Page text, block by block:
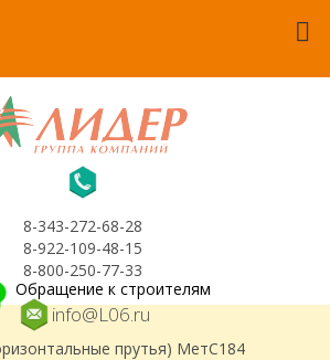
8-343-272-68-28
8-922-109-48-15
8-800-250-77-33
info@L06.ru
Обращение к строителям
прутья) МетС184